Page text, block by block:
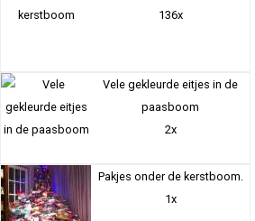
136x
Vele gekleurde eitjes in de
paasboom
2x
Pakjes onder de kerstboom.
1x